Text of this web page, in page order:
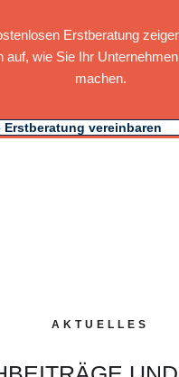
Erstberatung
auf, wie Sie Ihr
machen.
vereinbaren
AKTUELLES